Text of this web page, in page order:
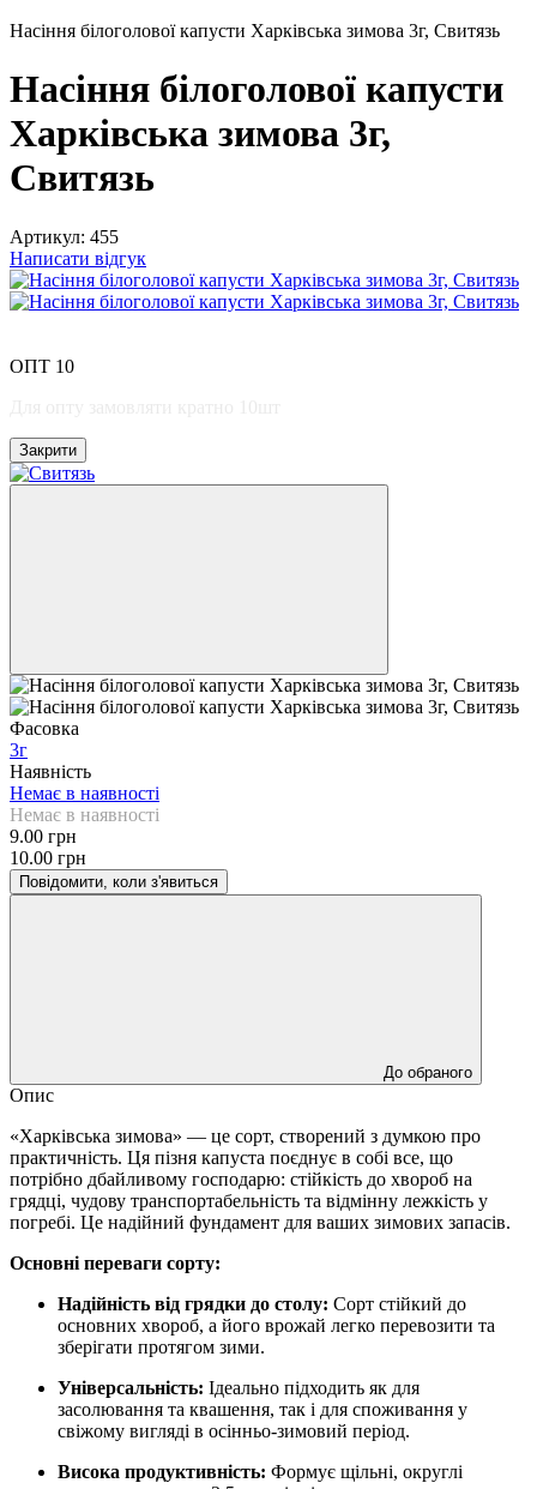
Насіння білоголової капусти Харківська зимова 3г, Свитязь
Насіння білоголової капусти
Харківська зимова 3г,
Свитязь
Артикул: 455
Написати відгук
ОПТ 10
Закрити
Фасовка
3г
Наявність
Немає в наявності
Немає в наявності
9.00 грн
10.00 грн
Повідомити, коли з'явиться
До обраного
Опис
«Харківська зимова» — це сорт, створений з думкою про
практичність. Ця пізня капуста поєднує в собі все, що
потрібно дбайливому господарю: стійкість до хвороб на
грядці, чудову транспортабельність та відмінну лежкість у
погребі. Це надійний фундамент для ваших зимових запасів.
Основні переваги сорту:
Надійність від грядки до столу: Сорт стійкий до
основних хвороб, а його врожай легко перевозити та
зберігати протягом зими.
Універсальність: Ідеально підходить як для
засолювання та квашення, так і для споживання у
свіжому вигляді в осінньо-зимовий період.
Висока продуктивність: Формує щільні, округлі